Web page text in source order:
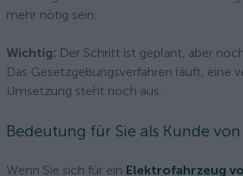
mehr nötig sein.
Wichtig: Der Schritt ist geplant, aber
Das Gesetzgebungsverfahren läuft, eine
Umsetzung steht noch aus.
Bedeutung für Sie als Kunde
Wenn Sie sich für ein Elektrofahrzeug